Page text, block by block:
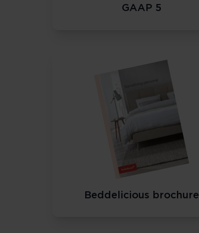
GAAP 5
Beddelicious brochure